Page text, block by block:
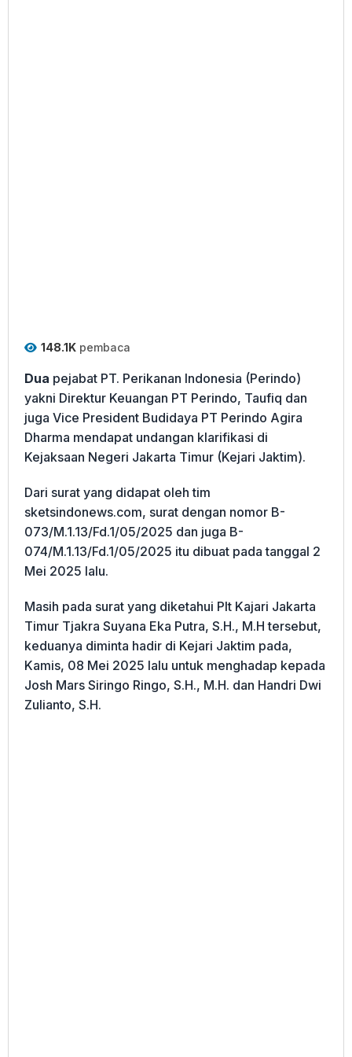
148.1K pembaca
Dua pejabat PT. Perikanan Indonesia (Perindo)
yakni Direktur Keuangan PT Perindo, Taufiq dan
juga Vice President Budidaya PT Perindo Agira
Dharma mendapat undangan klarifikasi di
Kejaksaan Negeri Jakarta Timur (Kejari Jaktim).
Dari surat yang didapat oleh tim
sketsindonews.com, surat dengan nomor B-
073/M.1.13/Fd.1/05/2025 dan juga B-
074/M.1.13/Fd.1/05/2025 itu dibuat pada tanggal 2
Mei 2025 lalu.
Masih pada surat yang diketahui Plt Kajari Jakarta
Timur Tjakra Suyana Eka Putra, S.H., M.H tersebut,
keduanya diminta hadir di Kejari Jaktim pada,
Kamis, 08 Mei 2025 lalu untuk menghadap kepada
Josh Mars Siringo Ringo, S.H., M.H. dan Handri Dwi
Zulianto, S.H.